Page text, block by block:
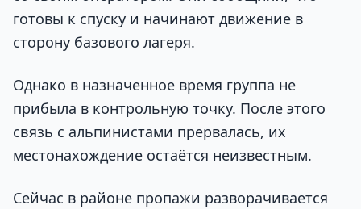
готовы к спуску и начинают движение в
сторону базового лагеря.
Однако в назначенное время группа не
прибыла в контрольную точку. После этого
связь с альпинистами прервалась, их
местонахождение остаётся неизвестным.
Сейчас в районе пропажи разворачивается